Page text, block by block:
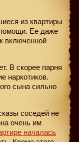
из квартиры
Ее даже
включенной
В скорее парня
наркотиков.
сына сильно
соседей не
очень им
началась